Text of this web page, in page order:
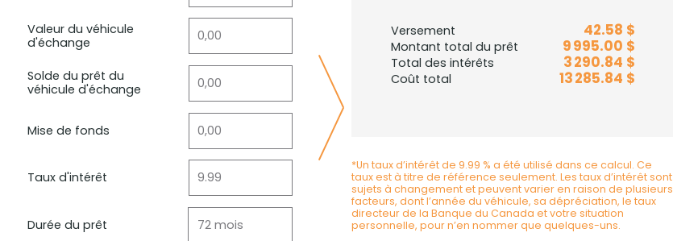
Valeur du véhicule
d'échange
Solde du prêt du
véhicule d'échange
Mise de fonds
Taux d'intérêt
Durée du prêt
Versement 42.58 $
Montant total du prêt 9 995.00 $
Total des intérêts 3 290.84 $
Coût total 13 285.84 $
*Un taux d’intérêt de 9.99 % a été utilisé dans ce calcul. Ce
taux est à titre de référence seulement. Les taux d’intérêt sont
sujets à changement et peuvent varier en raison de plusieurs
facteurs, dont l’année du véhicule, sa dépréciation, le taux
directeur de la Banque du Canada et votre situation
personnelle, pour n’en nommer que quelques-uns.